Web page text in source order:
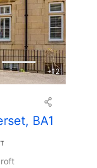
+12
BA1